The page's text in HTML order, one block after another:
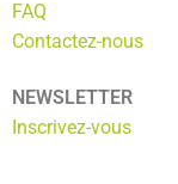
FAQ
Contactez-nous
NEWSLETTER
Inscrivez-vous